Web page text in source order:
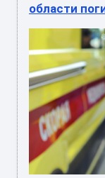
области